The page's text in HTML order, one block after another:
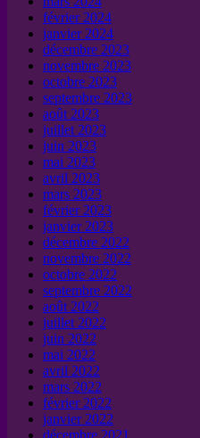
février 2024
janvier 2024
décembre 2023
novembre 2023
octobre 2023
septembre 2023
août 2023
juillet 2023
juin 2023
mai 2023
avril 2023
mars 2023
février 2023
janvier 2023
décembre 2022
novembre 2022
octobre 2022
septembre 2022
août 2022
juillet 2022
juin 2022
mai 2022
avril 2022
mars 2022
février 2022
janvier 2022